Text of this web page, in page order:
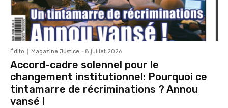
Édito Magazine Justice - 8 juillet 2026
Accord-cadre solennel pour le
changement institutionnel: Pourquoi ce
tintamarre de récriminations ? Annou
vansé !